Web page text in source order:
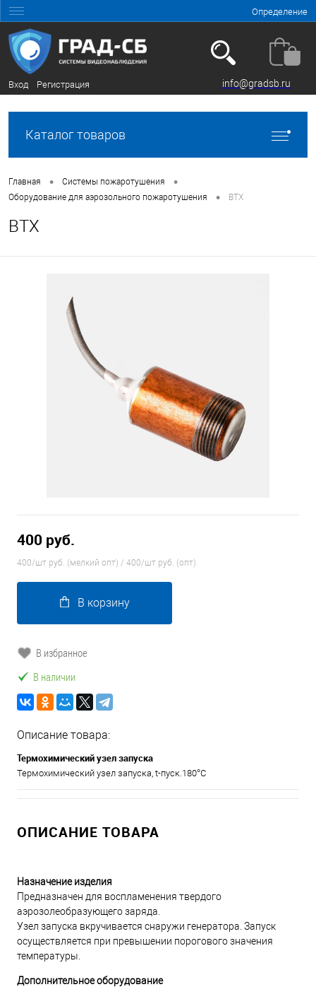
Определение
Вход Регистрация info@gradsb.ru
Каталог товаров
Главная • Системы пожаротушения •
Оборудование для аэрозольного пожаротушения • ВТХ
ВТХ
400 руб.
400/шт руб. (мелкий опт) / 400/шт руб. (опт)
В корзину
В избранное
В наличии
Описание товара:
Термохимический узел запуска
Термохимический узел запуска, t-пуск.180°С
ОПИСАНИЕ ТОВАРА
Назначение изделия
Предназначен для воспламенения твердого
аэрозолеобразующего заряда.
Узел запуска вкручивается снаружи генератора. Запуск
осуществляется при превышении порогового значения
температуры.
Дополнительное оборудование